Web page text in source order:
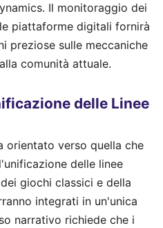
Il monitoraggio dei
piattaforme digitali fornirà
preziose sulle meccaniche
comunità attuale.
delle Linee
orientato verso quella che
delle linee
giochi classici e della
integrati in un'unica
narrativo richiede che i